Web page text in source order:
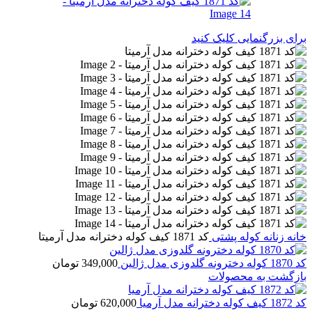
برای بزرگنمایی کلیک کنید
خانه زنانه کوله پشتی کد 1871 کیف کوله دخترانه مدل آرمیتا
کد 1870 کوله دخترونه گلدوزی مدل ژالین 349,000 تومان
بازگشت به محصولات
کد 1872 کیف کوله دخترانه مدل آرمیا 620,000 تومان